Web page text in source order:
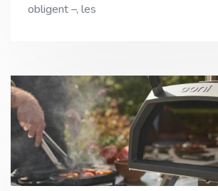
obligent –, les